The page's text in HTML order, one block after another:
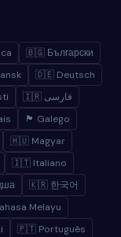
🇧🇬 Български
🇩🇪 Deutsch
🇮🇷 فارسی
🏴 Galego
🇭🇺 Magyar
🇮🇹 Italiano
🇰🇷 한국어
Melayu
🇵🇹 Português